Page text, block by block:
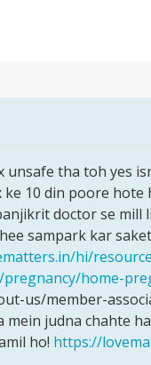
unsafe tha toh yes
ke 10 din poore
doctor se mill
sampark kar
hi/
home-
us/member-
judna chahte
ho! https://